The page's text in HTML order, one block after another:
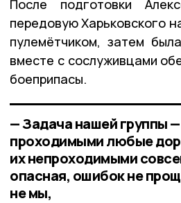
После подготовки
передовую Харьковского
пулемётчиком, затем
вместе с сослуживцами
боеприпасы.
— Задача нашей группы
проходимыми любые
их непроходимыми
опасная, ошибок не
не мы,